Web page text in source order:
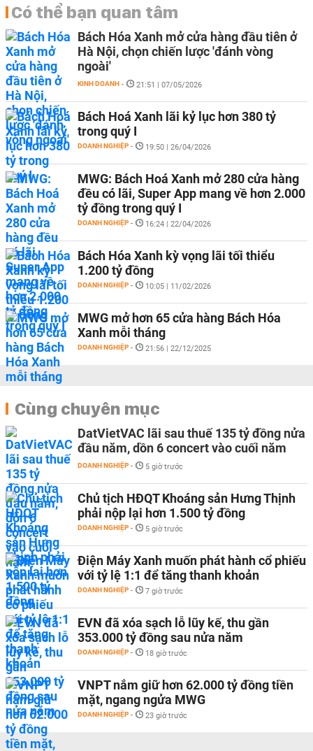
Có thể bạn quan tâm
Bách Hóa Xanh mở cửa hàng đầu tiên ở
Hà Nội, chọn chiến lược 'đánh vòng
ngoài'
KINH DOANH - 21:51 | 07/05/2026
Bách Hoá Xanh lãi kỷ lục hơn 380 tỷ
trong quý I
DOANH NGHIỆP - 19:50 | 26/04/2026
MWG: Bách Hoá Xanh mở 280 cửa hàng
đều có lãi, Super App mang về hơn 2.000
tỷ đồng trong quý I
DOANH NGHIỆP - 16:24 | 22/04/2026
Bách Hóa Xanh kỳ vọng lãi tối thiểu
1.200 tỷ đồng
DOANH NGHIỆP - 10:05 | 11/02/2026
MWG mở hơn 65 cửa hàng Bách Hóa
Xanh mỗi tháng
DOANH NGHIỆP - 21:56 | 22/12/2025
Cùng chuyên mục
DatVietVAC lãi sau thuế 135 tỷ đồng nửa
đầu năm, dồn 6 concert vào cuối năm
DOANH NGHIỆP - 5 giờ trước
Chủ tịch HĐQT Khoáng sản Hưng Thịnh
phải nộp lại hơn 1.500 tỷ đồng
DOANH NGHIỆP - 5 giờ trước
Điện Máy Xanh muốn phát hành cổ phiếu
với tỷ lệ 1:1 để tăng thanh khoản
DOANH NGHIỆP - 7 giờ trước
EVN đã xóa sạch lỗ lũy kế, thu gần
353.000 tỷ đồng sau nửa năm
DOANH NGHIỆP - 18 giờ trước
VNPT nắm giữ hơn 62.000 tỷ đồng tiền
mặt, ngang ngửa MWG
DOANH NGHIỆP - 23 giờ trước